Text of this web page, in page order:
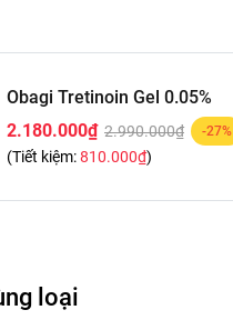
Obagi Tretinoin Gel 0.05%
2.180.000₫ 2.990.000₫ -27%
(Tiết kiệm:810.000₫)
loại